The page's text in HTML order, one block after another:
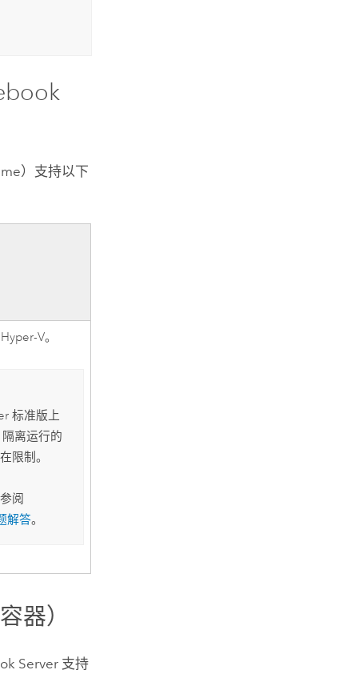
）支持以下
Hyper-V。
标准版上
隔离运行的
限制。
阅
解答。
容器）
Server 支持